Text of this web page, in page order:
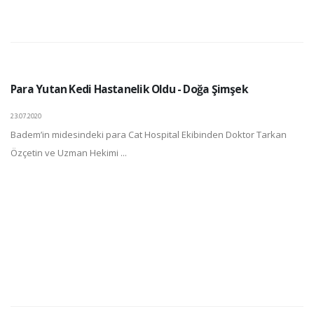
Para Yutan Kedi Hastanelik Oldu - Doğa Şimşek
23.07.2020
Badem’in midesindeki para Cat Hospital Ekibinden Doktor Tarkan
Özçetin ve Uzman Hekimi ...